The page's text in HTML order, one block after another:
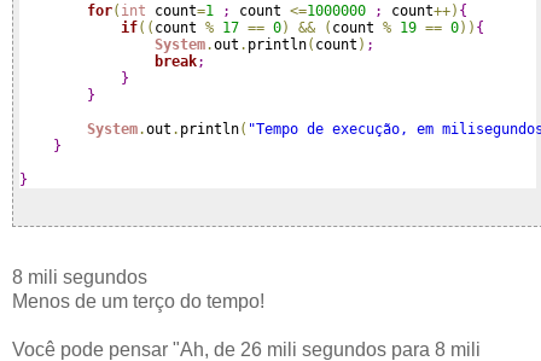
for( int count=1 ; count <=1000000 ; count++) {
if( ( count % 17 == 0) && ( count % 19 == 0) ) {
System.out . println( count ) ;
break;
}
}
System.out . println( "Tempo de execução, em
}
}
8 mili segundos
Menos de um terço do tempo!
Você pode pensar "Ah, de 26 mili segundos para 8 mili